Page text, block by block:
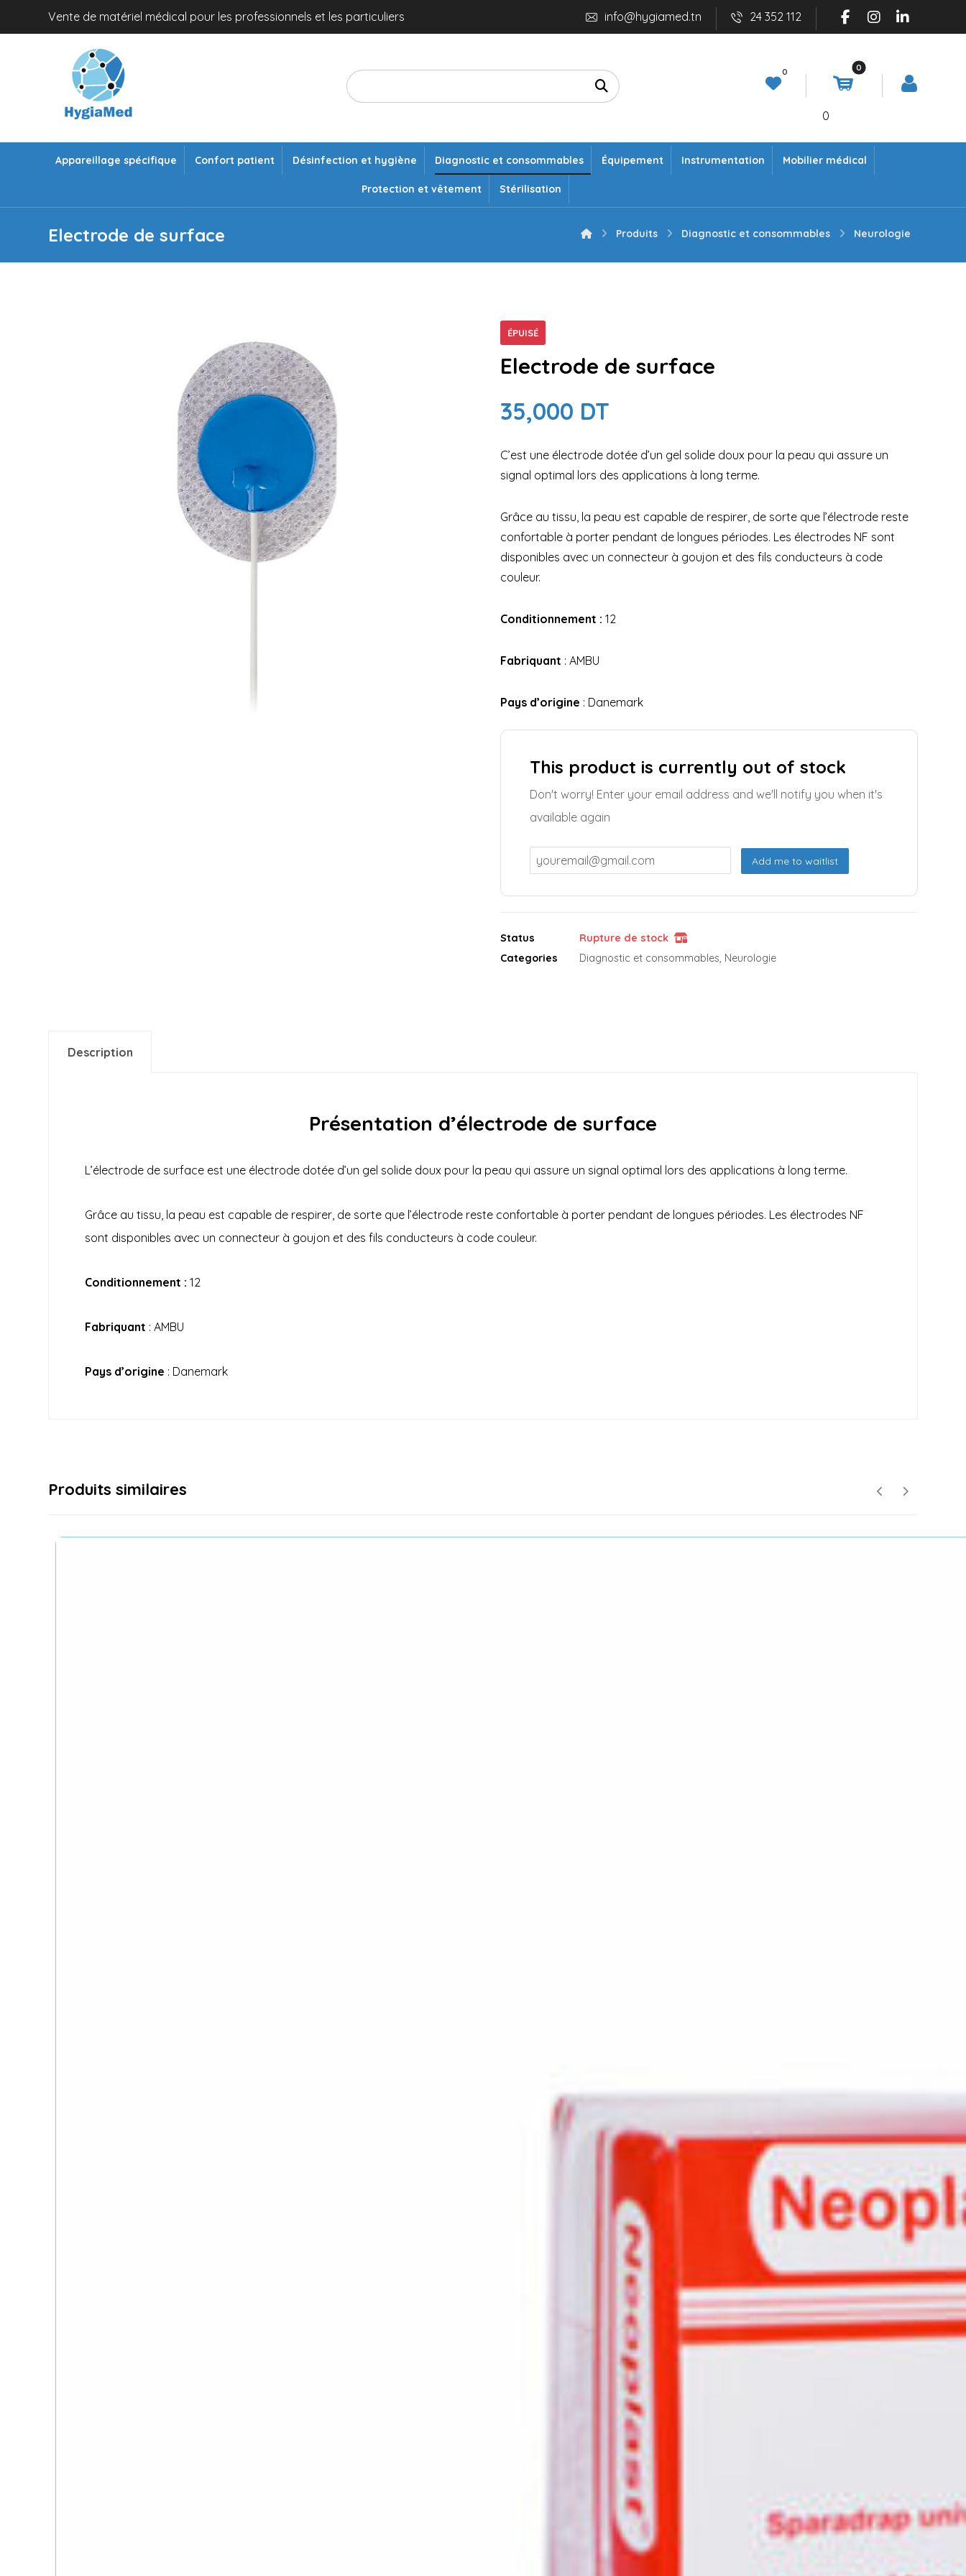
Vente de matériel médical pour les professionnels et les particuliers 24 352 112
info@hygiamed.tn
0
Appareillage spécifique Confort patient Désinfection et hygiène Diagnostic et consommables Équipement Instrumentation Mobilier médical
Protection et vêtement Stérilisation
Electrode de surface Produits Diagnostic et consommables Neurologie
ÉPUISÉ
Electrode de surface
35,000 DT
C’est une électrode dotée d’un gel solide doux pour la peau qui assure un
signal optimal lors des applications à long terme.
Grâce au tissu, la peau est capable de respirer, de sorte que l’électrode reste
confortable à porter pendant de longues périodes. Les électrodes NF sont
disponibles avec un connecteur à goujon et des fils conducteurs à code
couleur.
Conditionnement : 12
Fabriquant : AMBU
Pays d’origine : Danemark
This product is currently out of stock
Don't worry! Enter your email address and we'll notify you when it's
available again
Add me to waitlist
Status
Rupture de stock
Categories
Diagnostic et consommables, Neurologie
Description
Présentation d’électrode de surface
L’électrode de surface est une électrode dotée d’un gel solide doux pour la peau qui assure un signal optimal lors des applications à long terme.
Grâce au tissu, la peau est capable de respirer, de sorte que l’électrode reste confortable à porter pendant de longues périodes. Les électrodes NF
sont disponibles avec un connecteur à goujon et des fils conducteurs à code couleur.
Conditionnement : 12
Fabriquant :AMBU
Pays d’origine : Danemark
Produits similaires